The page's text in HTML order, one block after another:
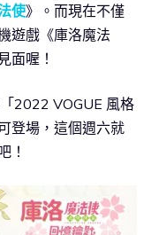
使》。而現在不僅
遊戲《庫洛魔法
面喔！
2022 VOGUE 風格
登場，這個週六就
！